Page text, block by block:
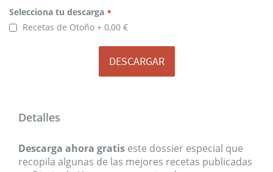
tu
descarga
Selecciona tu descarga
Recetas de Otoño
0,00 €
DESCARGAR
Detalles
Descarga ahora gratis este dossier especial que
recopila algunas de las mejores recetas publicadas